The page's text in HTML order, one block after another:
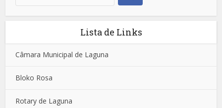
Lista de Links
Câmara Municipal de Laguna
Bloko Rosa
Rotary de Laguna